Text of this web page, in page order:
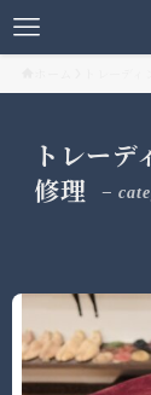
トレー
修理
–